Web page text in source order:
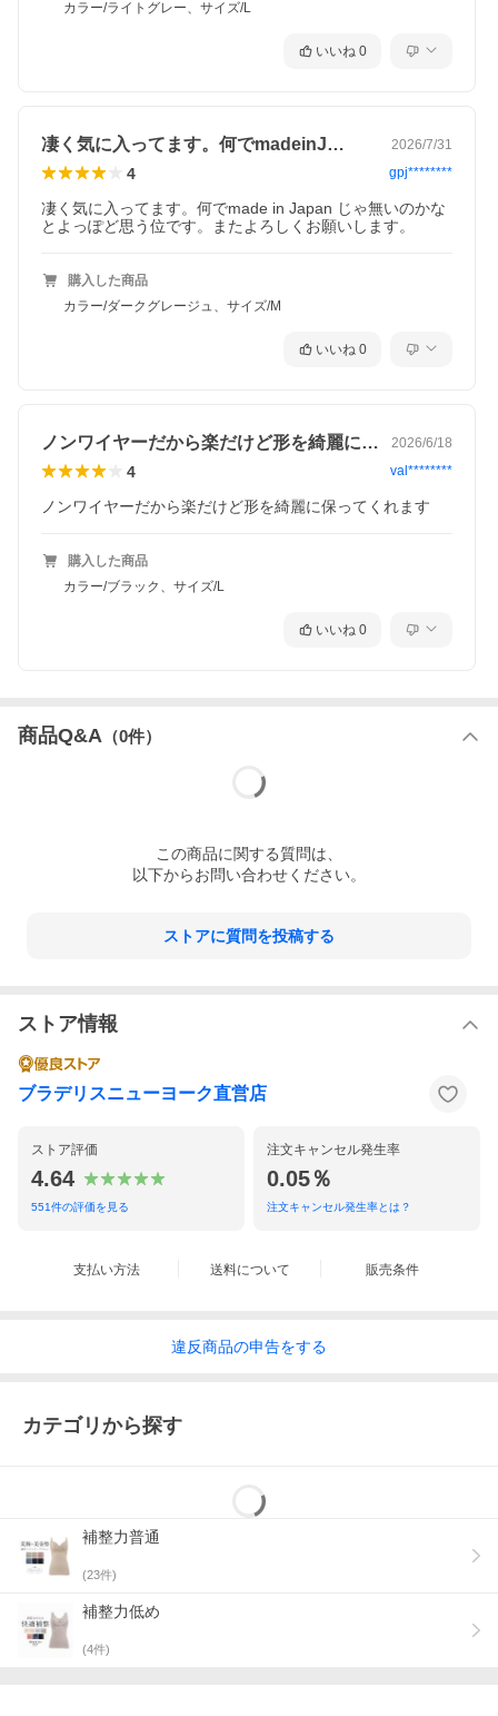
カラー/ライトグレー、サイズ/L
いいね 0
凄く気に入ってます。何でmadeinJ… 2026/7/31
4 gpj********
凄く気に入ってます。何でmade in Japan じゃ無いのかな
とよっぽど思う位です。またよろしくお願いします。
購入した商品
カラー/ダークグレージュ、サイズ/M
いいね 0
ノンワイヤーだから楽だけど形を綺麗に保… 2026/6/18
4 val********
ノンワイヤーだから楽だけど形を綺麗に保ってくれます
購入した商品
カラー/ブラック、サイズ/L
いいね 0
商品Q&A （0件）
この商品に関する質問は、
以下からお問い合わせください。
ストアに質問を投稿する
ストア情報
ブラデリスニューヨーク直営店
ストア評価
4.64
551件の評価を見る
注文キャンセル発生率
0.05％
注文キャンセル発生率とは？
支払い方法 送料について 販売条件
違反商品の申告をする
カテゴリから探す
補整力普通
(23件)
補整力低め
(4件)